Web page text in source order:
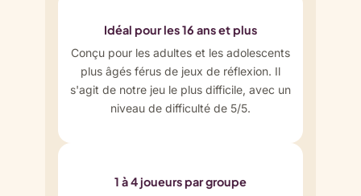
Idéal pour les 16 ans et plus
Conçu pour les adultes et les adolescents
plus âgés férus de jeux de réflexion. Il
s'agit de notre jeu le plus difficile, avec un
niveau de difficulté de 5/5.
1 à 4 joueurs par groupe